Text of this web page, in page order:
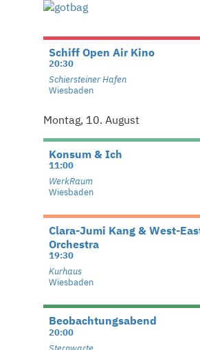
Schiff Open Air Kino
20:30
Schiersteiner Hafen
Wiesbaden
Montag, 10. August
Konsum & Ich
11:00
WerkRaum
Wiesbaden
Clara-Jumi Kang & West-
Orchestra
19:30
Kurhaus
Wiesbaden
Beobachtungsabend
20:00